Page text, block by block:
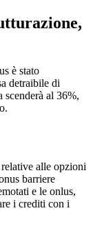
è stato
detraibile di
al 36%,
alle opzioni
barriere
e le onlus,
i crediti con i